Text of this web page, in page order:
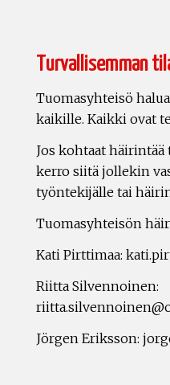
Turvallisemman
Tuomasyhteisö
kaikille. Kaikki ovat
Jos kohtaat häirintää
kerro siitä jollekin
työntekijälle tai
Tuomasyhteisön
Kati Pirttimaa:
Riitta Silvennoinen:
Jörgen Eriksson: